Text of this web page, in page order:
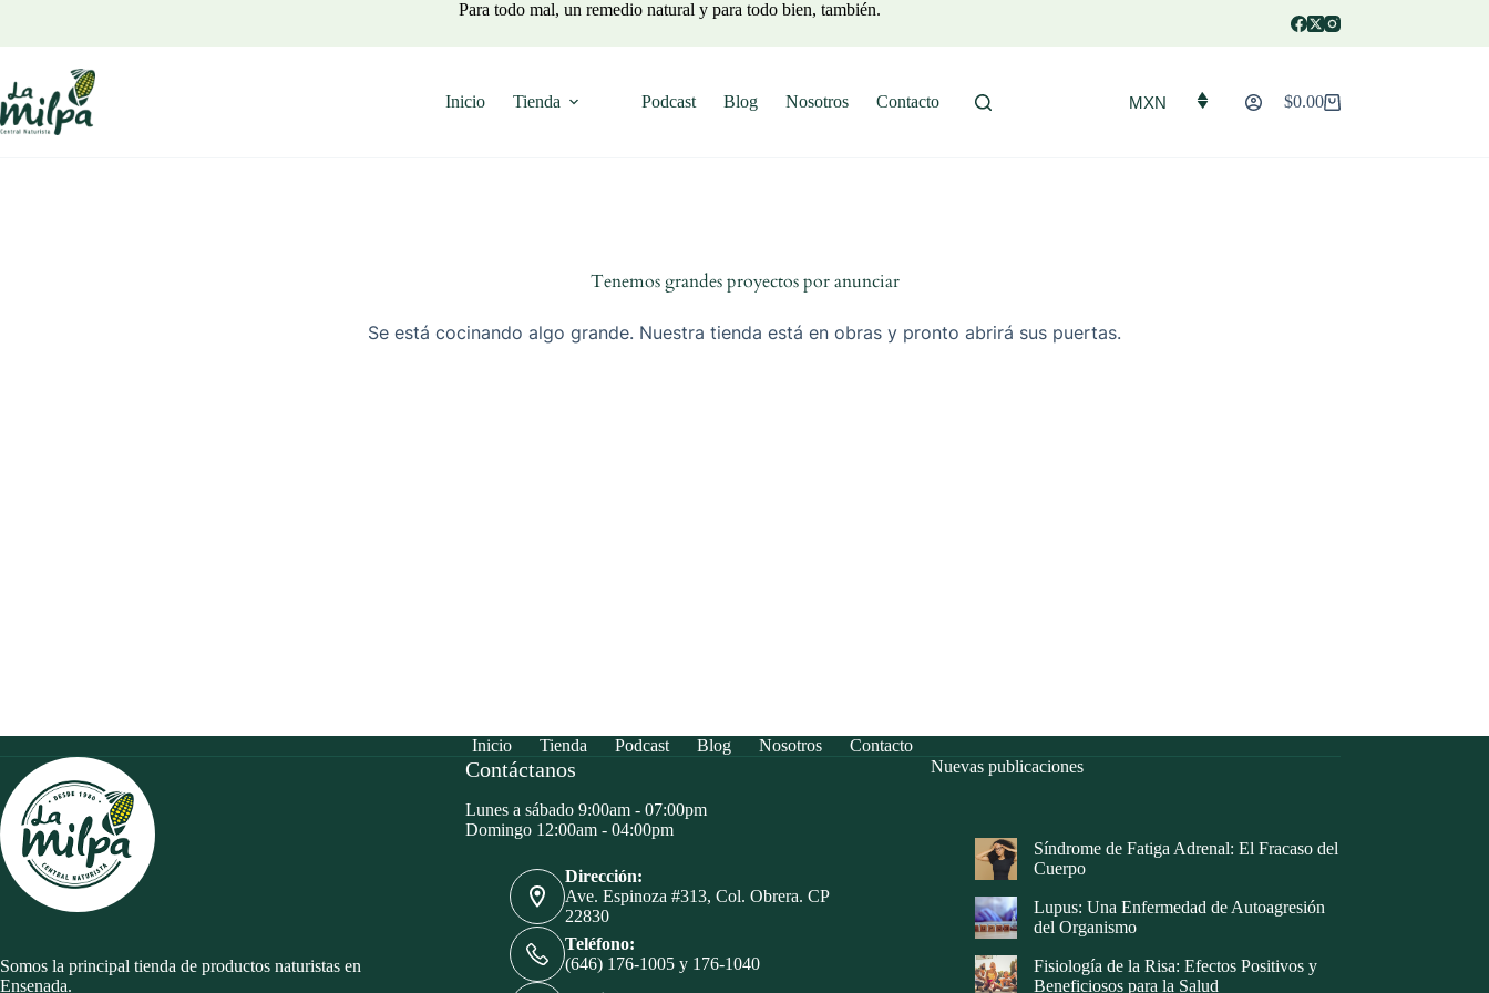
Para todo mal, un remedio natural y para todo bien, también.
Inicio Tienda Podcast Blog Nosotros Contacto MXN
Carro
$0.00
Tenemos grandes proyectos por anunciar
Se está cocinando algo grande. Nuestra tienda está en obras y pronto abrirá sus puertas.
Inicio Tienda Podcast Blog Nosotros Contacto
Somos la principal tienda de productos naturistas en
Ensenada.
Contáctanos
Lunes a sábado 9:00am - 07:00pm
Domingo 12:00am - 04:00pm
Dirección:
Ave. Espinoza #313, Col. Obrera. CP
22830
Teléfono:
(646) 176-1005 y 176-1040
Nuevas publicaciones
Síndrome de Fatiga Adrenal: El Fracaso del
Cuerpo
Lupus: Una Enfermedad de Autoagresión
del Organismo
Fisiología de la Risa: Efectos Positivos y
Beneficiosos para la Salud